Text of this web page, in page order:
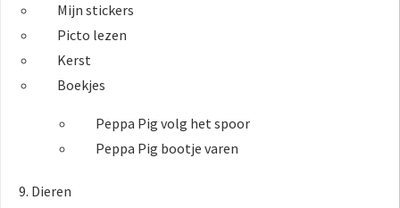
Mijn stickers
Picto lezen
Kerst
Boekjes
Peppa Pig volg het spoor
Peppa Pig bootje varen
9. Dieren